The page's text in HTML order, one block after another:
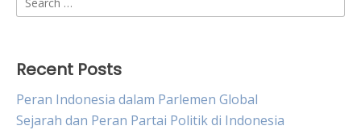
for:
Recent Posts
Peran Indonesia dalam Parlemen Global
Sejarah dan Peran Partai Politik di Indonesia